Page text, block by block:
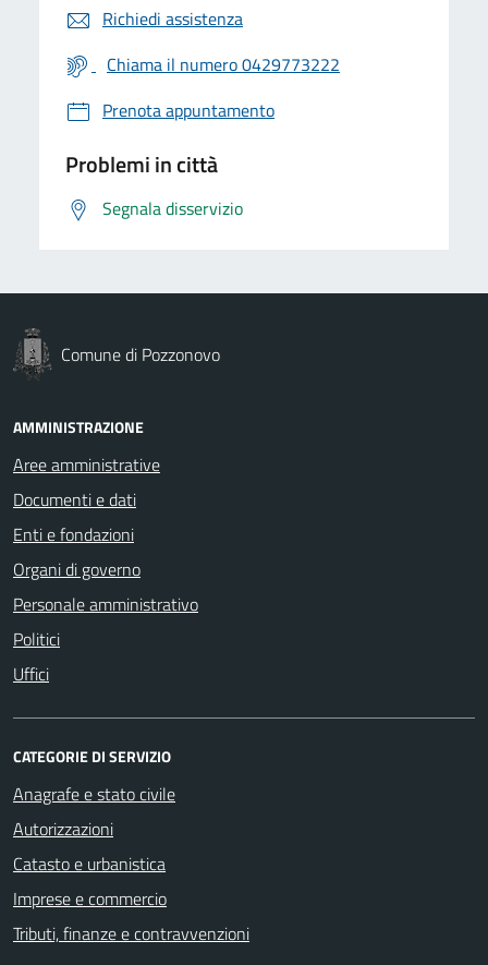
Richiedi assistenza
Chiama il numero 0429773222
Prenota appuntamento
Problemi in città
Segnala disservizio
Comune di Pozzonovo
AMMINISTRAZIONE
Aree amministrative
Documenti e dati
Enti e fondazioni
Organi di governo
Personale amministrativo
Politici
Uffici
CATEGORIE DI SERVIZIO
Anagrafe e stato civile
Autorizzazioni
Catasto e urbanistica
Imprese e commercio
Tributi, finanze e contravvenzioni